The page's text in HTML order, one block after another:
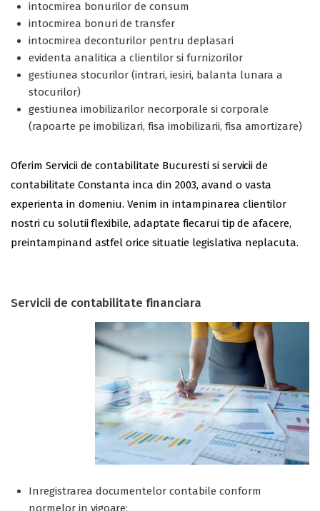
intocmirea bonurilor de consum
intocmirea bonuri de transfer
intocmirea deconturilor pentru deplasari
evidenta analitica a clientilor si furnizorilor
gestiunea stocurilor (intrari, iesiri, balanta lunara a
stocurilor)
gestiunea imobilizarilor necorporale si corporale
(rapoarte pe imobilizari, fisa imobilizarii, fisa amortizare)
Oferim Servicii de contabilitate Bucuresti si servicii de
contabilitate Constanta inca din 2003, avand o vasta
experienta in domeniu. Venim in intampinarea clientilor
nostri cu solutii flexibile, adaptate fiecarui tip de afacere,
preintampinand astfel orice situatie legislativa neplacuta.
Servicii de contabilitate financiara
Inregistrarea documentelor contabile conform
normelor in vigoare;